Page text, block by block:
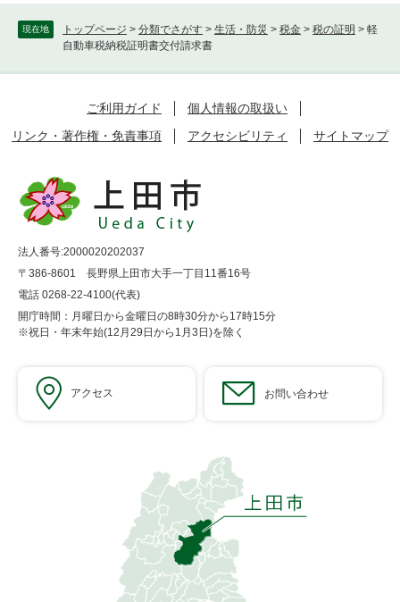
現在地 トップページ > 分類でさがす > 生活・防災 > 税金 > 税の証明 > 軽
自動車税納税証明書交付請求書
ご利用ガイド
個人情報の取扱い
リンク・著作権・免責事項
アクセシビリティ サイトマップ
法人番号:2000020202037
〒386-8601 長野県上田市大手一丁目11番16号
電話 0268-22-4100(代表)
開庁時間：月曜日から金曜日の8時30分から17時15分
※祝日・年末年始(12月29日から1月3日)を除く
アクセス お問い合わせ